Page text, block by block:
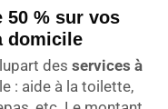
50 % sur vos
domicile
des services à
: aide à la toilette,